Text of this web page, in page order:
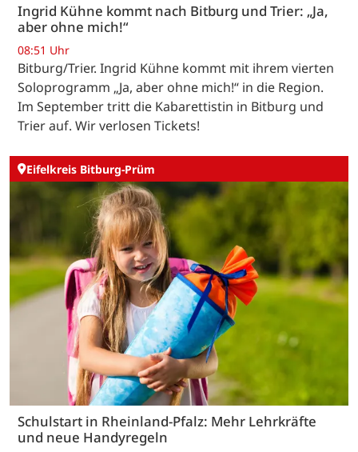
Ingrid Kühne kommt nach Bitburg und Trier: „Ja,
aber ohne mich!“
08:51 Uhr
Bitburg/Trier. Ingrid Kühne kommt mit ihrem vierten
Soloprogramm „Ja, aber ohne mich!“ in die Region.
Im September tritt die Kabarettistin in Bitburg und
Trier auf. Wir verlosen Tickets!
Eifelkreis Bitburg-Prüm
Schulstart in Rheinland-Pfalz: Mehr Lehrkräfte
und neue Handyregeln